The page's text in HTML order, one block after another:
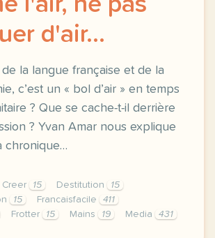
d'air...
de la langue française et de la
c’est un « bol d’air » en temps
? Que se cache-t-il derrière
? Yvan Amar nous explique
chronique…
Creer 15 Destitution
15
15 Francaisfacile
411
Frotter 15 Mains 19 Media
431